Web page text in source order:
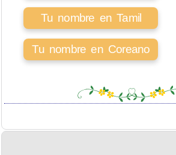
Tu nombre en Tamil
Tu nombre en Coreano